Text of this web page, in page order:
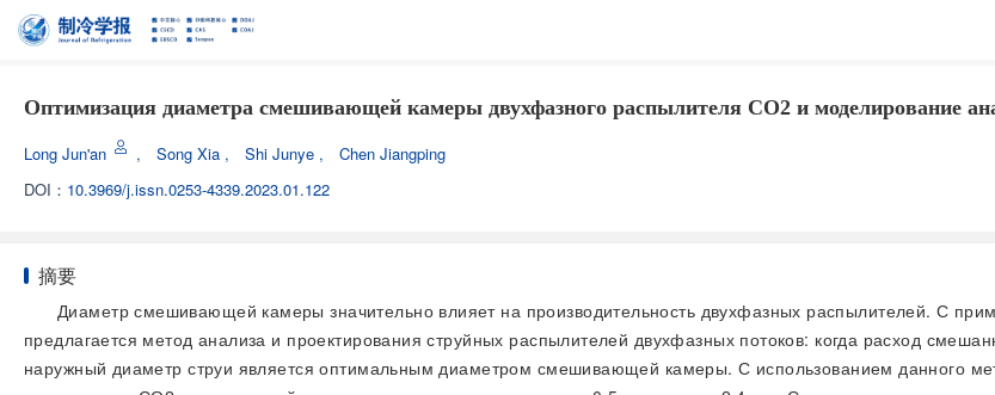
Оптимизация диаметра смешивающей камеры двухфазного распылителя СО2 и моделирование
Long Jun'an , Song Xia , Shi Junye ,
Chen Jiangping
DOI： 10.3969/j.issn.0253-4339.2023.01.122
摘要
Диаметр смешивающей камеры значительно влияет на производительность двухфазных распылителей. С
предлагается метод анализа и проектирования струйных распылителей двухфазных потоков: когда расход
наружный диаметр струи является оптимальным диаметром смешивающей камеры. С использованием данного